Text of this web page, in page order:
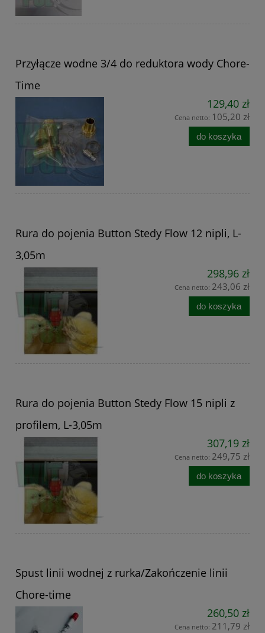
Przyłącze wodne 3/4 do reduktora wody Chore-
Time
129,40 zł
Cena netto: 105,20 zł
do koszyka
Rura do pojenia Button Stedy Flow 12 nipli, L-
3,05m
298,96 zł
Cena netto: 243,06 zł
do koszyka
Rura do pojenia Button Stedy Flow 15 nipli z
profilem, L-3,05m
307,19 zł
Cena netto: 249,75 zł
do koszyka
Spust linii wodnej z rurka/Zakończenie linii
Chore-time
260,50 zł
Cena netto: 211,79 zł